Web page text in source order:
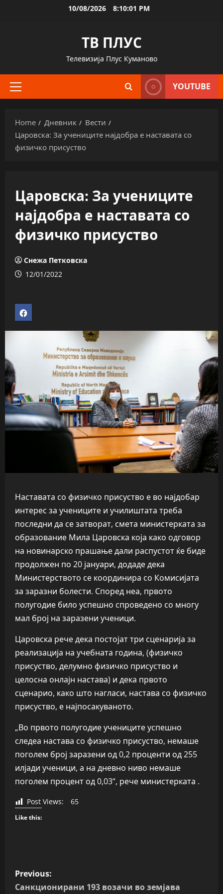
10/08/2026 8:10:01 PM
ТВ ПЛУС
Телевизија Плус Куманово
Primary
YOUTUBE
Home Дневник
Вести
Царовска: За учениците најдобра е наставата со
физичко присуство
Царовска: За учениците
најдобра е наставата со
физичко присуство
Снежа Петковска
12/01/2022
Наставата со физичко присуство е во најдобар
интерес за учениците и училиштата треба
последни да се затворат, смета министерката за
образование Мила Царовска која како одговор
на новинарско прашање дали распустот ќе биде
продолжен по 20 јануари, додаде дека
Министерството се координира со Комисијата
за заразни болести. Според неа, првото
полугодие било успешно спроведено со многу
мал број на заразени ученици.
Царовска рече дека постојат три сценарија за
реализација на учебната година, (физичко
присуство, делумно физичко присуство и
целосна онлајн настава) и дека првото
сценарио, како што нагласи, настава со физичко
присуство, е најпосакуваното.
„Во првото полугодие учениците успешно
следеа настава со физичко присуство, немаше
поголем број заразени од 0,2 проценти од 255
илјади ученици, а на дневно ниво немаше
поголем процент од 0,03“, рече министерката .
Post Views: 65
Like this:
P
Previous:
Санкционирани 193 возачи во земјава